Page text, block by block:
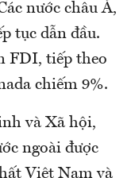
nước châu Á,
tục dẫn đầu.
FDI, tiếp theo
chiếm 9%.
và Xã hội,
ngoài được
Việt Nam và